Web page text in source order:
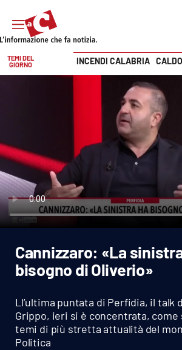
Politica
Attualità
Economia e lavoro
Italia Mondo
Sanità
Sport
Cultura
Vai
TEMI DEL
GIORNO
INCENDI CALABRIA
Cannizzaro: «La
bisogno di Oliverio»
Ll’ultima puntata di Perfidia, il talk
Grippo, ieri si è concentrata, come
temi di più stretta attualità del
Politica